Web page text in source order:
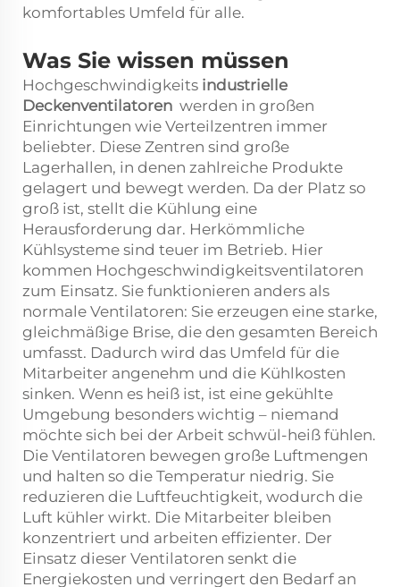
komfortables Umfeld für alle.
Was Sie wissen müssen
Hochgeschwindigkeits industrielle
Deckenventilatoren werden in großen
Einrichtungen wie Verteilzentren immer
beliebter. Diese Zentren sind große
Lagerhallen, in denen zahlreiche Produkte
gelagert und bewegt werden. Da der Platz so
groß ist, stellt die Kühlung eine
Herausforderung dar. Herkömmliche
Kühlsysteme sind teuer im Betrieb. Hier
kommen Hochgeschwindigkeitsventilatoren
zum Einsatz. Sie funktionieren anders als
normale Ventilatoren: Sie erzeugen eine starke,
gleichmäßige Brise, die den gesamten Bereich
umfasst. Dadurch wird das Umfeld für die
Mitarbeiter angenehm und die Kühlkosten
sinken. Wenn es heiß ist, ist eine gekühlte
Umgebung besonders wichtig – niemand
möchte sich bei der Arbeit schwül-heiß fühlen.
Die Ventilatoren bewegen große Luftmengen
und halten so die Temperatur niedrig. Sie
reduzieren die Luftfeuchtigkeit, wodurch die
Luft kühler wirkt. Die Mitarbeiter bleiben
konzentriert und arbeiten effizienter. Der
Einsatz dieser Ventilatoren senkt die
Energiekosten und verringert den Bedarf an